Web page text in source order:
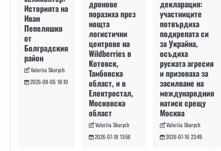
Историята на
Иван
Пепеляшко
от
Болградския
район
Valeriia Skorych
2026-08-06 18:10
дронове
поразиха през
нощта
логистични
центрове на
Wildberries в
Котовск,
Тамбовска
област, и в
Електростал,
Московска
област
Valeriia Skorych
2026-07-18 13:56
декларация:
участниците
потвърдиха
подкрепата си
за Украйна,
осъдиха
руската агресия
и призоваха за
засилване на
международния
натиск срещу
Москва
Valeriia Skorych
2026-07-16 23:49